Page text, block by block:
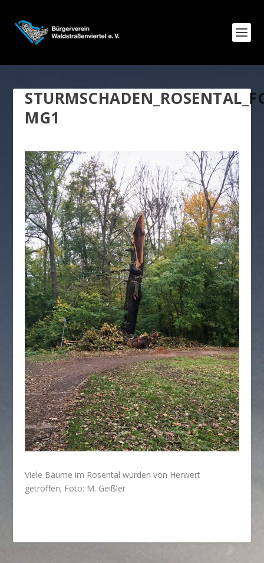
MG1
Viele Bäume im Rosental wurden von Herwert
getroffen; Foto: M. Geißler